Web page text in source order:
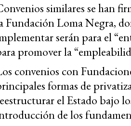
similares se han
Fundación Loma Negra,
serán para el
promover la
convenios con
formas de
el Estado bajo
de los